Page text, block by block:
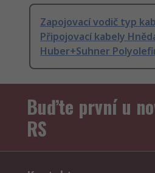
Zapojovací vodič typ
Připojovací kabely
Huber+Suhner
Buďte první u
RS